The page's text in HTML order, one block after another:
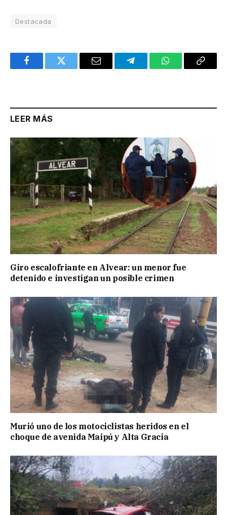
Destacada
FacebookTwitter Email TelegramWhatsAppCopy
LEER MÁS
Giro escalofriante en Alvear: un menor fue
detenido e investigan un posible crimen
Murió uno de los motociclistas heridos en el
choque de avenida Maipú y Alta Gracia